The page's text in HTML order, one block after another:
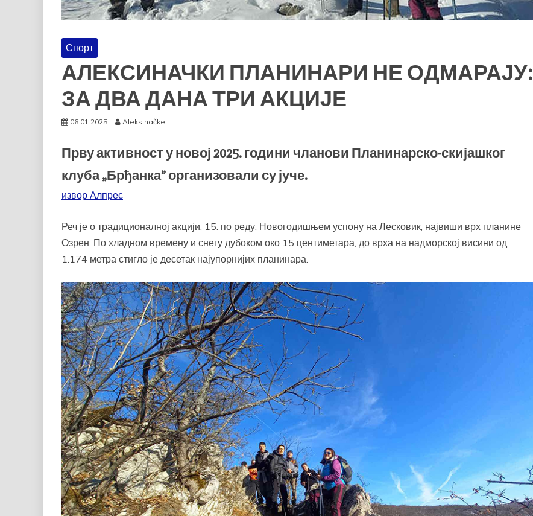
Спорт
АЛЕКСИНАЧКИ ПЛАНИНАРИ НЕ ОДМАРАЈУ:
ЗА ДВА ДАНА ТРИ АКЦИЈЕ
06.01.2025. Aleksinačke
Прву активност у новој 2025. години чланови Планинарско-скијашког
клуба „Брђанка” организовали су јуче.
извор Алпрес
Реч је о традиционалној акцији, 15. по реду, Новогодишњем успону на Лесковик, највиши врх планине
Озрен. По хладном времену и снегу дубоком око 15 центиметара, до врха на надморској висини од
1.174 метра стигло је десетак најупорнијих планинара.